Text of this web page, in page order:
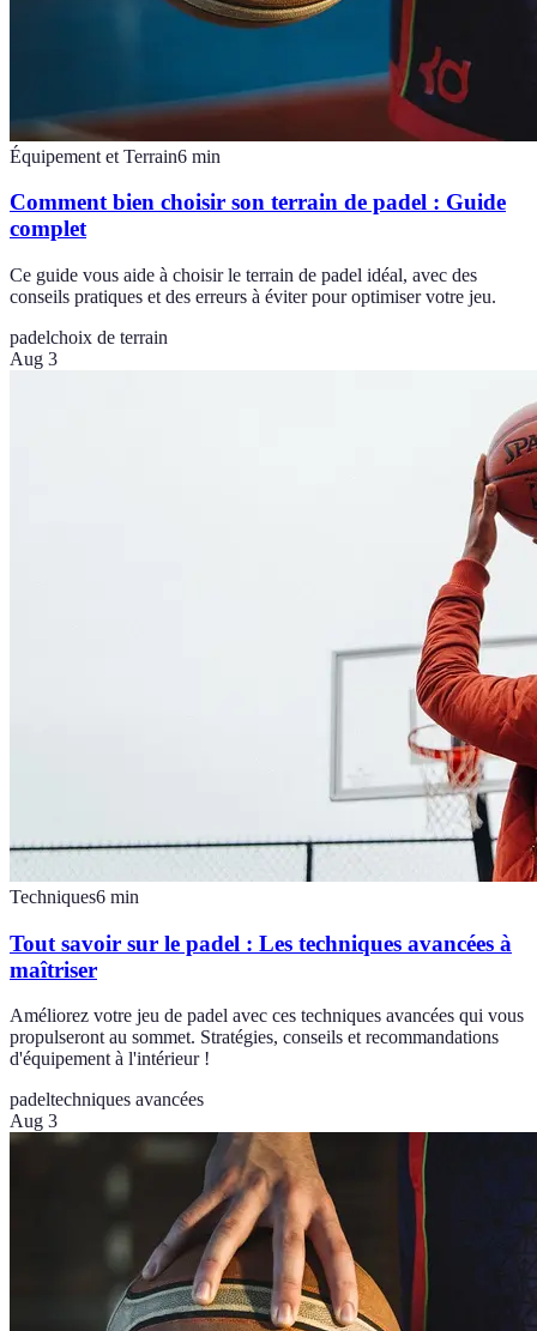
Équipement et Terrain6 min
Comment bien choisir son terrain de padel : Guide
complet
Ce guide vous aide à choisir le terrain de padel idéal, avec des
conseils pratiques et des erreurs à éviter pour optimiser votre jeu.
padelchoix de terrain
Aug 3
Techniques6 min
Tout savoir sur le padel : Les techniques avancées à
maîtriser
Améliorez votre jeu de padel avec ces techniques avancées qui vous
propulseront au sommet. Stratégies, conseils et recommandations
d'équipement à l'intérieur !
padeltechniques avancées
Aug 3